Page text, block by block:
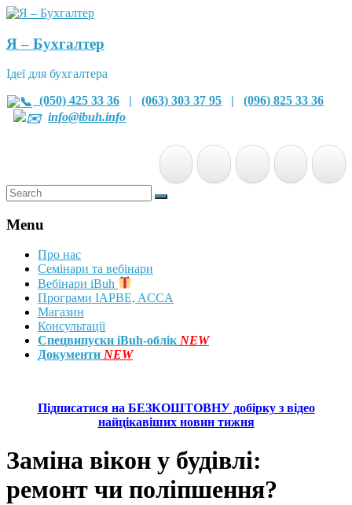
Я – Бухгалтер
Ідеї для бухгалтера
(050) 425 33 36 |(063) 303 37 95 |(096) 825 33 36
info@ibuh.info
Menu
Про нас
Семінари та вебінари
Вебінари iBuh
Програми IAPBE, ACCA
Магазин
Консультації
Спецвипуски iBuh-облік NEW
Документи NEW
Підписатися на БЕЗКОШТОВНУ добірку з відео
найцікавіших новин тижня
Заміна вікон у будівлі:
ремонт чи поліпшення?